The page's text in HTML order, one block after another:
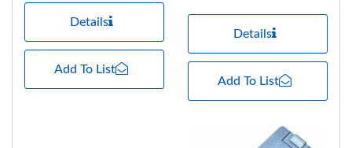
Details
Add To List
Details
Add To List